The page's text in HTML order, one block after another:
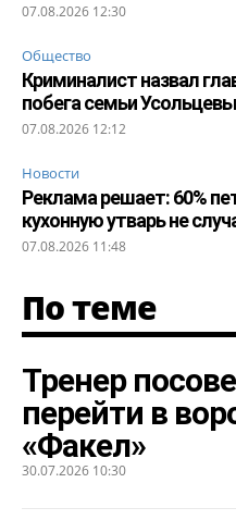
07.08.2026 12:30
Общество
Криминалист назвал
побега семьи
07.08.2026 12:12
Новости
Реклама решает: 60%
кухонную утварь не
07.08.2026 11:48
По теме
Тренер
перейти в
«Факел»
30.07.2026 10:30